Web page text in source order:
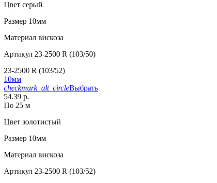
Цвет серый
Размер 10мм
Материал вискоза
Артикул 23-2500 R (103/50)
23-2500 R (103/52)
10мм
checkmark_alt_circleВыбрать
54.39 р.
По 25 м
Цвет золотистый
Размер 10мм
Материал вискоза
Артикул 23-2500 R (103/52)